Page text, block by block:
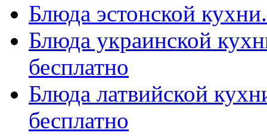
Блюда эстонской
Блюда украинской
бесплатно
Блюда латвийской
бесплатно